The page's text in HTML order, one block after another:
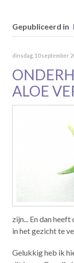
Gepubliceerd in
dinsdag, 10 september
ALOE
zijn... En dan
in het gezicht te
Gelukkig heb ik